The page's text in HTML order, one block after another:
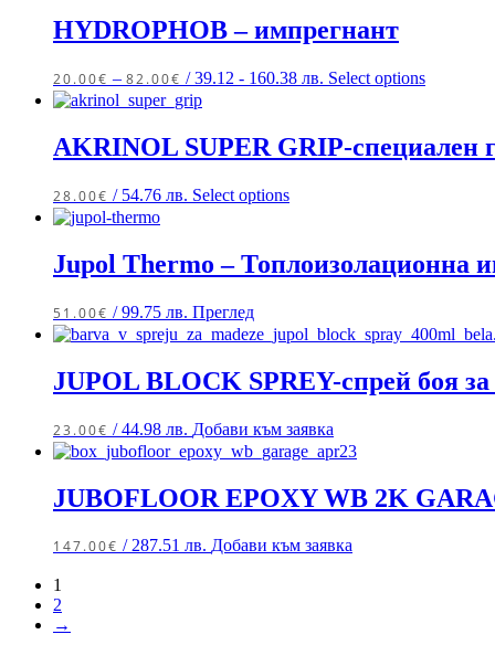
HYDROPHOB – импрегнант
20.00€ – 82.00€ / 39.12 - 160.38 лв. Select options
AKRINOL SUPER GRIP-специален
28.00€ / 54.76 лв. Select options
Jupol Thermo – Топлоизолационна
51.00€ / 99.75 лв. Преглед
JUPOL BLOCK SPREY-спрей боя
23.00€ / 44.98 лв. Добави към заявка
JUBOFLOOR EPOXY WB 2K
147.00€ / 287.51 лв. Добави към заявка
1
2
→